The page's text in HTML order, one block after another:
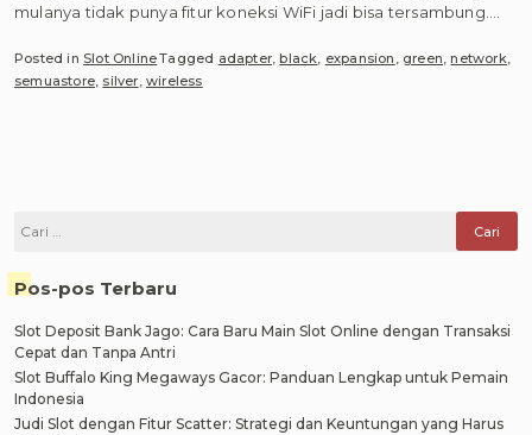
mulanya tidak punya fitur koneksi WiFi jadi bisa tersambung.…
Posted in Slot OnlineTagged adapter ,black expansion green ,network
semuastore silver ,wireless
Cari
Pos-pos Terbaru
Slot Deposit Bank Jago: Cara Baru Main Slot Online dengan Transaksi
Cepat dan Tanpa Antri
Slot Buffalo King Megaways Gacor: Panduan Lengkap untuk Pemain
Indonesia
Judi Slot dengan Fitur Scatter: Strategi dan Keuntungan yang Harus